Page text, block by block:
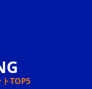
TOP5